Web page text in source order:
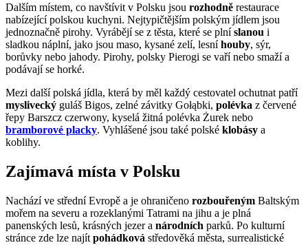
Dalším místem, co navštívit v Polsku jsou rozhodně restaurace
nabízející polskou kuchyni. Nejtypičtějším polským jídlem jsou
jednoznačně pirohy. Vyrábějí se z těsta, které se plníslanou i
sladkou náplní, jako jsou maso, kysané zelí, lesníhouby, sýr,
borůvky nebo jahody. Pirohy, polsky Pierogi se vaří nebo smaží a
podávají se horké.
Mezi další polská jídla, která by měl každý cestovatel ochutnat patří
myslivecký guláš Bigos, zelné závitky Gołąbki, polévka z červené
řepy Barszcz czerwony, kyselá žitná polévka Żurek nebo
bramborové placky. Vyhlášené jsou také polské klobásy a
koblihy.
Zajímavá místa v Polsku
Nachází ve střední Evropě a je ohraničeno rozbouřeným Baltským
mořem na severu a rozeklanými Tatrami na jihu a je plná
panenských lesů, krásných jezer a národních parků. Po kulturní
stránce zde lze najít pohádková středověká města, surrealistické